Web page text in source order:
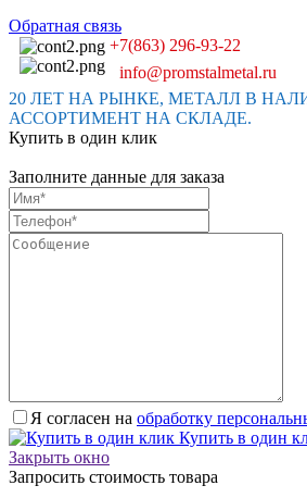
Обратная связь
+7(863) 296-93-22
info@promstalmetal.ru
20 ЛЕТ НА РЫНКЕ, МЕТАЛЛ В
АССОРТИМЕНТ НА СКЛАДЕ.
Купить в один клик
Заполните данные для заказа
Я согласен на обработку
Купить в один
Закрыть окно
Запросить стоимость товара